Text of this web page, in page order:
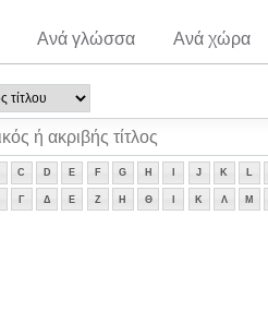
Ανά γλώσσα Ανά χώρα
C D E F G H J K L
Γ Δ Ε Ζ Η Θ Κ Λ Μ